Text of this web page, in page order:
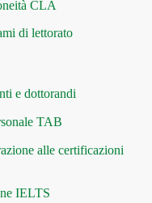
CLA
di lettorato
e dottorandi
TAB
alle certificazioni
IELTS